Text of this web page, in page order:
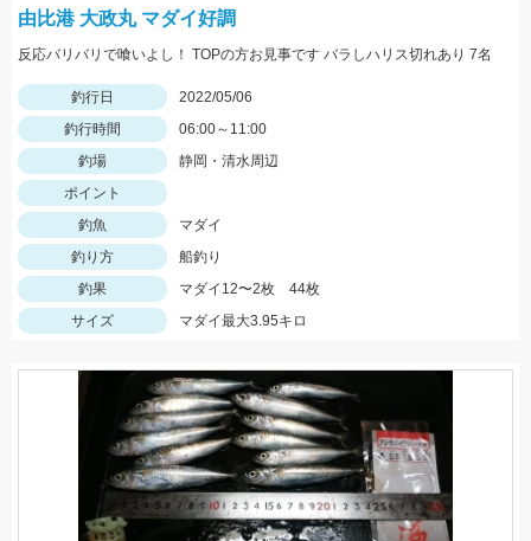
由比港 大政丸 マダイ好調
反応バリバリで喰いよし！ TOPの方お見事です バラしハリス切れあり 7名
釣行日
2022/05/06
釣行時間
06:00～11:00
釣場
静岡・清水周辺
ポイント
釣魚
マダイ
釣り方
船釣り
釣果
マダイ12〜2枚 44枚
サイズ
マダイ最大3.95キロ